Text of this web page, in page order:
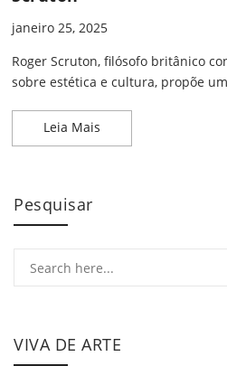
janeiro 25, 2025
Roger Scruton, filósofo britânico
sobre estética e cultura, propõe
Leia Mais
Pesquisar
VIVA DE ARTE